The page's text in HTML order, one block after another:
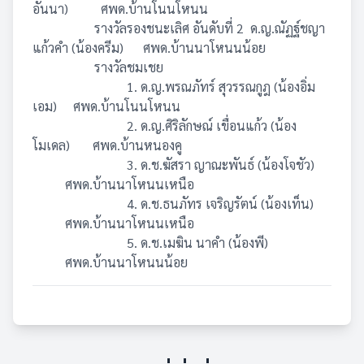
อันนา)
ศพด.บ้านโนนโหนน
รางวัลรองชนะเลิศ อันดับที่ 2 ด.ญ.ณัฏฐ์ชญา
แก้วคำ (น้องครีม)
ศพด.บ้านนาโหนนน้อย
รางวัลชมเชย
1. ด.ญ.พรณภัทร์ สุวรรณกูฎ (น้องอิ่ม
เอม)
ศพด.บ้านโนนโหนน
2. ด.ญ.ศิริลักษณ์ เขื่อนแก้ว (น้อง
โมเดล)
ศพด.บ้านหนองคู
3. ด.ช.ฆัสรา ญาณะพันธ์ (น้องโจชัว)
ศพด.บ้านนาโหนนเหนือ
4. ด.ช.ธนภัทร เจริญรัตน์ (น้องเท็น)
ศพด.บ้านนาโหนนเหนือ
5. ด.ช.เมฆิน นาคำ (น้องพี)
ศพด.บ้านนาโหนนน้อย